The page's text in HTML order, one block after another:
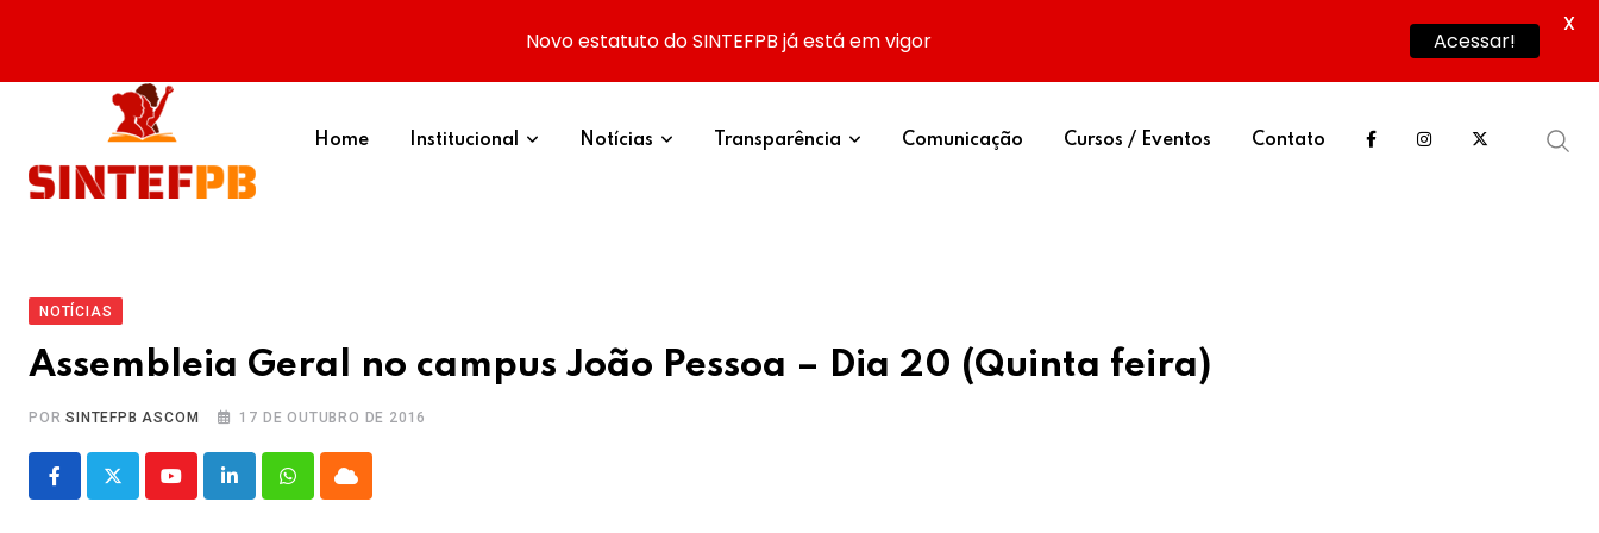
content
Home Institucional Notícias Transparência Comunicação Cursos / Eventos Contato
NOTÍCIAS
Assembleia Geral no campus João Pessoa – Dia 20 (Quinta feira)
PORSINTEFPB ASCOM 17 DE OUTUBRO DE 2016
YoutubeLinkedInWhatsappCloud
Novo estatuto do SINTEFPB já está em vigor Acessar!
X